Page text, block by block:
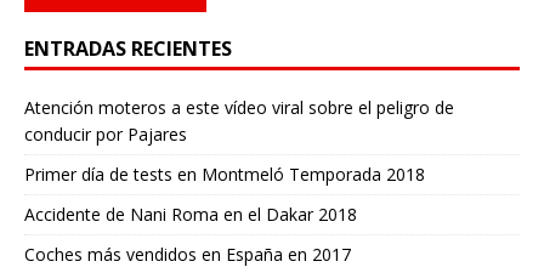
ENTRADAS RECIENTES
Atención moteros a este vídeo viral sobre el peligro de
conducir por Pajares
Primer día de tests en Montmeló Temporada 2018
Accidente de Nani Roma en el Dakar 2018
Coches más vendidos en España en 2017